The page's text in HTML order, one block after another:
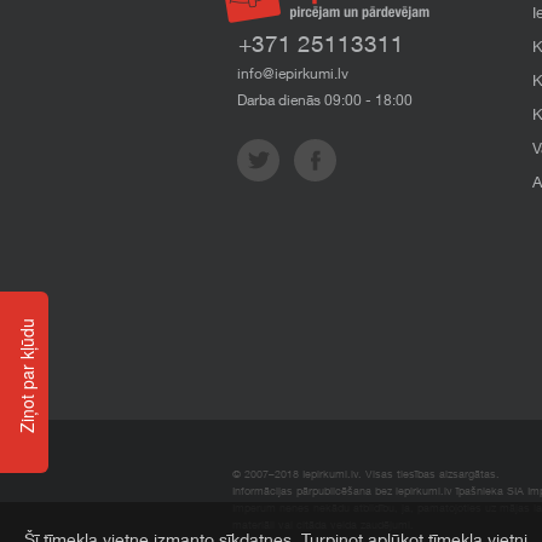
+371 25113311
info@iepirkumi.lv
Darba dienās 09:00 - 18:00
© 2007–2018 Iepirkumi.lv. Visas tiesības aizsargātas.
Informācijas pārpublicēšana bez iepirkumi.lv īpašnieka SIA
Ziņot par kļūdu